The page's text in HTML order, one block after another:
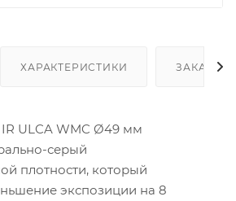
ХАРАКТЕРИСТИКИ
IR ULCA WMC Ø49 мм
серый
плотности, который
экспозиции на 8